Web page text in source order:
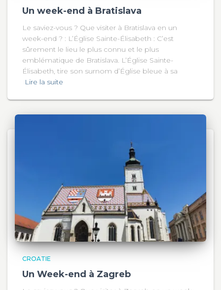
Un week-end à Bratislava
Le saviez-vous ? Que visiter à Bratislava en un
week-end ? : L’Église Sainte-Élisabeth : C’est
sûrement le lieu le plus connu et le plus
emblématique de Bratislava. L’Église Sainte-
Élisabeth, tire son surnom d’Église bleue à sa
Lire la suite
CROATIE
Un Week-end à Zagreb